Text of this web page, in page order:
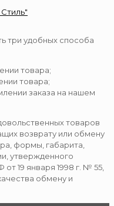
три удобных способа
товара;
товара;
заказа на нашем
товаров
возврату или обмену
формы, габарита,
утвержденного
19 января 1998 г. № 55,
обмену и